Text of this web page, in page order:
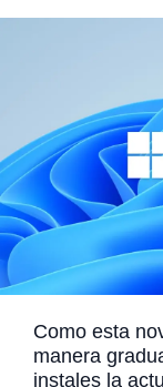
Como esta
manera
instales la